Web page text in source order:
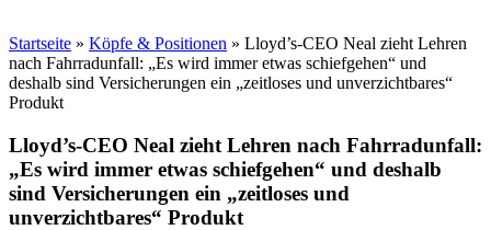
Startseite » Köpfe & Positionen » Lloyd’s-CEO Neal zieht Lehren
nach Fahrradunfall: „Es wird immer etwas schiefgehen“ und
deshalb sind Versicherungen ein „zeitloses und unverzichtbares“
Produkt
Lloyd’s-CEO Neal zieht Lehren nach Fahrradunfall:
„Es wird immer etwas schiefgehen“ und deshalb
sind Versicherungen ein „zeitloses und
unverzichtbares“ Produkt